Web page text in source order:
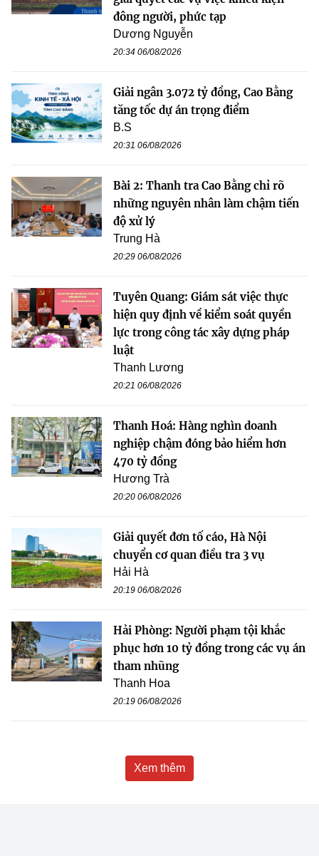
đông người, phức tạp
Dương Nguyễn
20:34 06/08/2026
Giải ngân 3.072 tỷ đồng, Cao Bằng
tăng tốc dự án trọng điểm
B.S
20:31 06/08/2026
Bài 2: Thanh tra Cao Bằng chỉ rõ
những nguyên nhân làm chậm tiến
độ xử lý
Trung Hà
20:29 06/08/2026
Tuyên Quang: Giám sát việc thực
hiện quy định về kiểm soát quyền
lực trong công tác xây dựng pháp
luật
Thanh Lương
20:21 06/08/2026
Thanh Hoá: Hàng nghìn doanh
nghiệp chậm đóng bảo hiểm hơn
470 tỷ đồng
Hương Trà
20:20 06/08/2026
Giải quyết đơn tố cáo, Hà Nội
chuyển cơ quan điều tra 3 vụ
Hải Hà
20:19 06/08/2026
Hải Phòng: Người phạm tội khắc
phục hơn 10 tỷ đồng trong các vụ án
tham nhũng
Thanh Hoa
20:19 06/08/2026
Xem thêm